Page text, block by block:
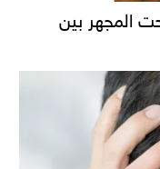
المجهر بين